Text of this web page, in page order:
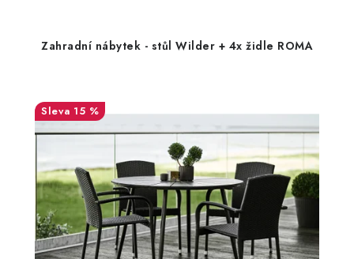
Zahradní nábytek - stůl Wilder + 4x židle ROMA
15 %